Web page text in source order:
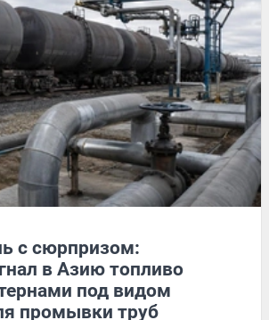
с сюрпризом:
в Азию топливо
под видом
промывки труб